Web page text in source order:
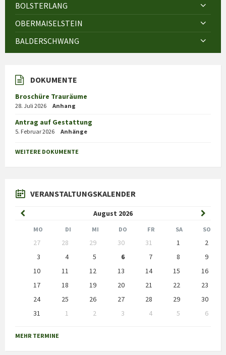
BOLSTERLANG
OBERMAISELSTEIN
BALDERSCHWANG
DOKUMENTE
Broschüre Trauräume
28. Juli 2026 Anhang
Antrag auf Gestattung
5. Februar 2026 Anhänge
WEITERE DOKUMENTE
VERANSTALTUNGSKALENDER
August 2026
Previous
Month
Month
MO DI MI DO FR SA SO
calendar
27 28 29 30 31 1
2
3
4 5 6 7 8
9
10
11 12 13 14 15
16
17
18 19 20 21 22
23
24
25 26 27 28 29
30
31
1 2 3 4 5
6
to
calendar
MEHR TERMINE